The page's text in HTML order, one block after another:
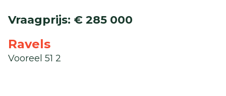
Vraagprijs: € 285 000
Ravels
Vooreel 51 2